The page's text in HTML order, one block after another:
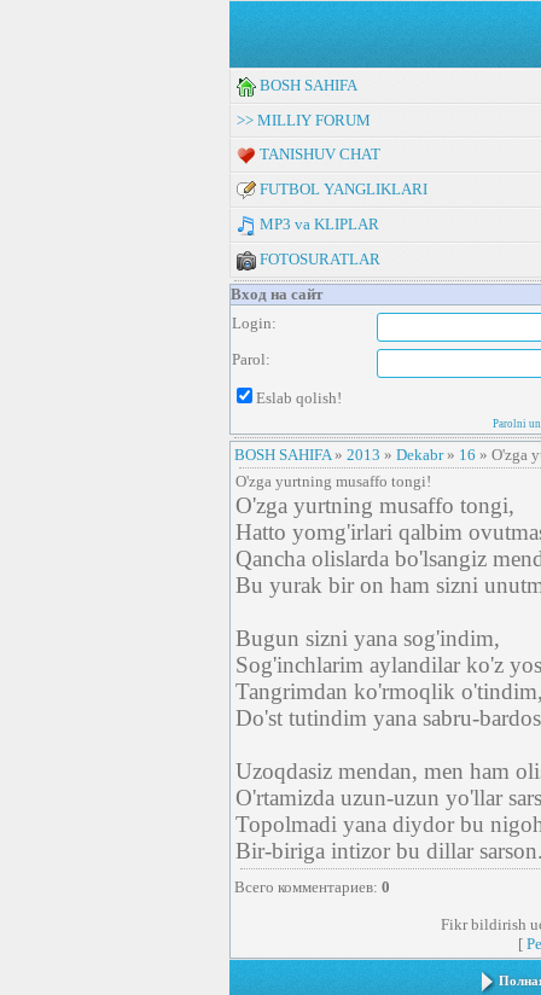
BOSH SAHIFA
>> MILLIY FORUM
TANISHUV CHAT
FUTBOL YANGLIKLARI
MP3 va KLIPLAR
FOTOSURATLAR
Вход на сайт
Login:
Parol:
Eslab qolish!
Parolni
BOSH SAHIFA» 2013 » Dekabr » 16 » O'zga
O'zga yurtning musaffo tongi!
O'zga yurtning musaffo tongi,
Hatto yomg'irlari qalbim
Qancha olislarda bo'lsangiz
Bu yurak bir on ham sizni
Bugun sizni yana sog'indim,
Sog'inchlarim aylandilar ko'z
Tangrimdan ko'rmoqlik
Do'st tutindim yana sabru-
Uzoqdasiz mendan, men ham
O'rtamizda uzun-uzun yo'llar
Topolmadi yana diydor bu
Bir-biriga intizor bu dillar
Всего комментариев: 0
Fikr bildirish
[